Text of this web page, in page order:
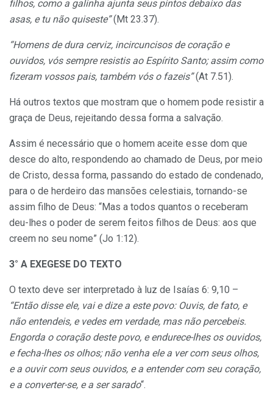
filhos, como a galinha ajunta seus pintos debaixo das
asas, e tu não quiseste”(Mt 23.37).
“Homens de dura cerviz, incircuncisos de coração e
ouvidos, vós sempre resistis ao Espírito Santo; assim como
fizeram vossos pais, também vós o fazeis”(At 7.51).
Há outros textos que mostram que o homem pode resistir a
graça de Deus, rejeitando dessa forma a salvação.
Assim é necessário que o homem aceite esse dom que
desce do alto, respondendo ao chamado de Deus, por meio
de Cristo, dessa forma, passando do estado de condenado,
para o de herdeiro das mansões celestiais, tornando-se
assim filho de Deus: “Mas a todos quantos o receberam
deu-lhes o poder de serem feitos filhos de Deus: aos que
creem no seu nome” (Jo 1:12).
3° A EXEGESE DO TEXTO
O texto deve ser interpretado à luz de Isaías 6: 9,10 –
“Então disse ele, vai e dize a este povo: Ouvis, de fato, e
não entendeis, e vedes em verdade, mas não percebeis.
Engorda o coração deste povo, e endurece-lhes os ouvidos,
e fecha-lhes os olhos; não venha ele a ver com seus olhos,
e a ouvir com seus ouvidos, e a entender com seu coração,
e a converter-se, e a ser sarado“.